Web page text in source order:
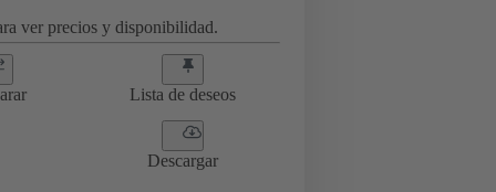
ver precios y disponibilidad.
Lista de deseos
Descargar